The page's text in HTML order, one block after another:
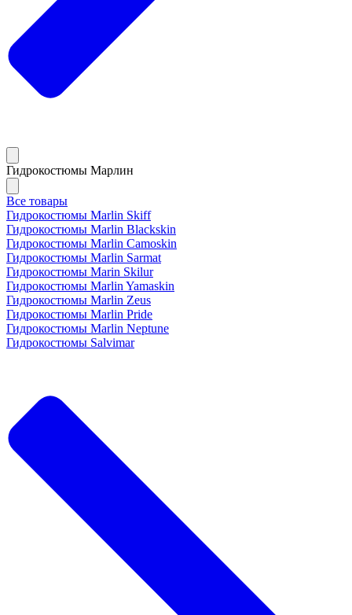
Гидрокостюмы Марлин
Все товары
Гидрокостюмы Marlin Skiff
Гидрокостюмы Marlin Blackskin
Гидрокостюмы Marlin Camoskin
Гидрокостюмы Marlin Sarmat
Гидрокостюмы Marin Skilur
Гидрокостюмы Marlin Yamaskin
Гидрокостюмы Marlin Zeus
Гидрокостюмы Marlin Pride
Гидрокостюмы Marlin Neptune
Гидрокостюмы Salvimar